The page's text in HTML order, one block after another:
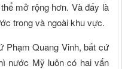
mở rộng hơn. Và đấy là
trong và ngoài khu vực.
Phạm Quang Vinh, bất cứ
nước Mỹ luôn có hai vấn